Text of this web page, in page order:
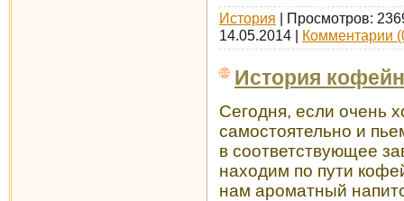
История | Просмотров:
14.05.2014 | Комментарии
История
Сегодня, если очень
самостоятельно и
в соответствующее
находим по пути
нам ароматный